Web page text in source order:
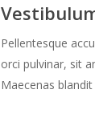
Pellentesque
orci pulvinar, sit
Maecenas